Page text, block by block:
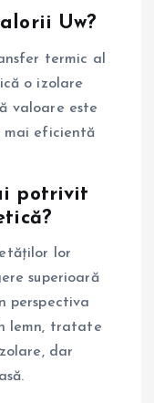
Uw?
termic al
o izolare
valoare este
mai eficientă
potrivit
lor
superioară
perspectiva
lemn, tratate
dar